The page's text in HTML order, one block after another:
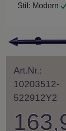
Stil: Modern
Art.Nr.:
10203512-
522912Y2